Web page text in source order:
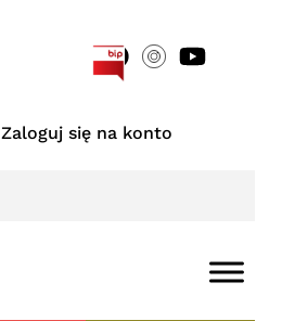
Zaloguj się na konto